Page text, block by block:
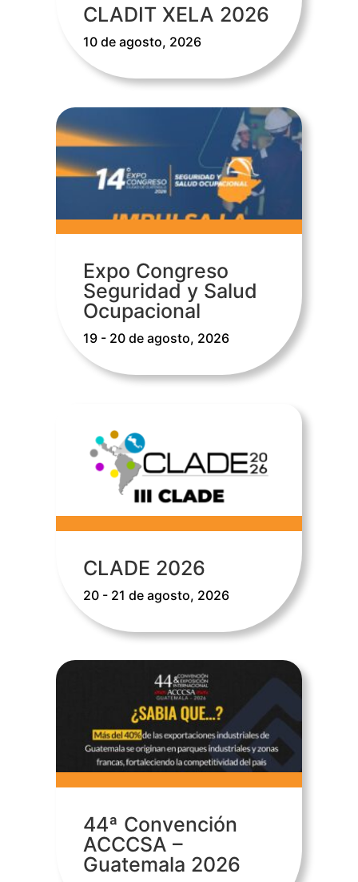
CLADIT XELA 2026
10 de agosto, 2026
Expo Congreso
Seguridad y Salud
Ocupacional
19 - 20 de agosto, 2026
CLADE 2026
20 - 21 de agosto, 2026
44ª Convención
ACCCSA –
Guatemala 2026